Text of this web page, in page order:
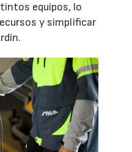
equipos, lo
y simplificar